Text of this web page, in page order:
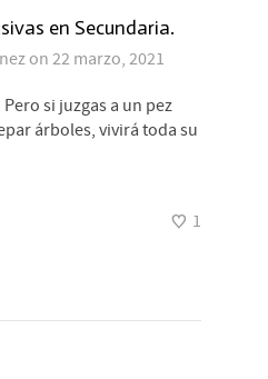
en Secundaria.
on 22 marzo, 2021
si juzgas a un pez
árboles, vivirá toda su
1